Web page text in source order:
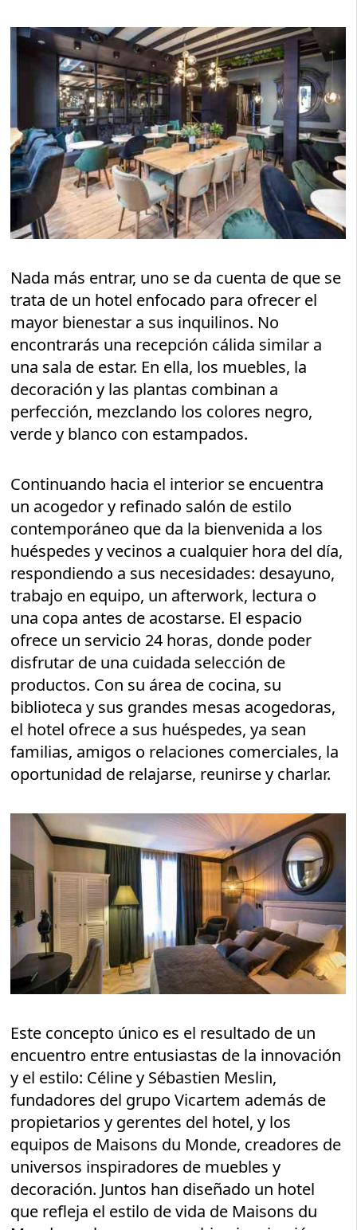
Nada más entrar, uno se da cuenta de que se
trata de un hotel enfocado para ofrecer el
mayor bienestar a sus inquilinos. No
encontrarás una recepción cálida similar a
una sala de estar. En ella, los muebles, la
decoración y las plantas combinan a
perfección, mezclando los colores negro,
verde y blanco con estampados.
Continuando hacia el interior se encuentra
un acogedor y refinado salón de estilo
contemporáneo que da la bienvenida a los
huéspedes y vecinos a cualquier hora del día,
respondiendo a sus necesidades: desayuno,
trabajo en equipo, un afterwork, lectura o
una copa antes de acostarse. El espacio
ofrece un servicio 24 horas, donde poder
disfrutar de una cuidada selección de
productos. Con su área de cocina, su
biblioteca y sus grandes mesas acogedoras,
el hotel ofrece a sus huéspedes, ya sean
familias, amigos o relaciones comerciales, la
oportunidad de relajarse, reunirse y charlar.
Este concepto único es el resultado de un
encuentro entre entusiastas de la innovación
y el estilo: Céline y Sébastien Meslin,
fundadores del grupo Vicartem además de
propietarios y gerentes del hotel, y los
equipos de Maisons du Monde, creadores de
universos inspiradores de muebles y
decoración. Juntos han diseñado un hotel
que refleja el estilo de vida de Maisons du